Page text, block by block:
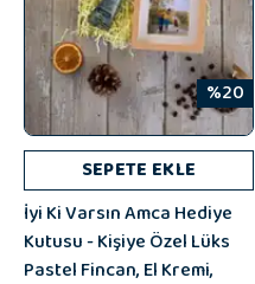
%20
SEPETE EKLE
İyi Ki Varsın Amca Hediye
Kutusu - Kişiye Özel Lüks
Pastel Fincan, El Kremi,